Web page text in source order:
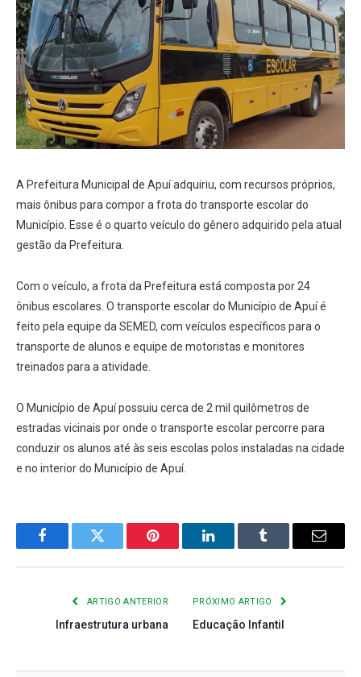
A Prefeitura Municipal de Apuí adquiriu, com recursos próprios,
mais ônibus para compor a frota do transporte escolar do
Município. Esse é o quarto veículo do gênero adquirido pela atual
gestão da Prefeitura.
Com o veículo, a frota da Prefeitura está composta por 24
ônibus escolares. O transporte escolar do Município de Apuí é
feito pela equipe da SEMED, com veículos específicos para o
transporte de alunos e equipe de motoristas e monitores
treinados para a atividade.
O Município de Apuí possuiu cerca de 2 mil quilômetros de
estradas vicinais por onde o transporte escolar percorre para
conduzir os alunos até às seis escolas polos instaladas na cidade
e no interior do Município de Apuí.
FacebookTwitter Pinterest LinkedInTumblr
E-
ARTIGO ANTERIOR
Infraestrutura urbana
PRÓXIMO ARTIGO
Educação Infantil